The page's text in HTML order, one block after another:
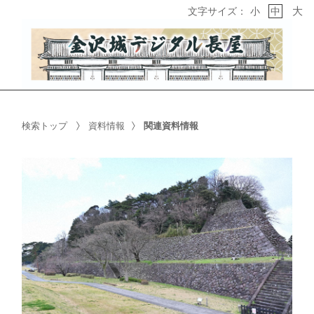
文字サイズ： 小 中 大
検索トップ 資料情報 関連資料情報